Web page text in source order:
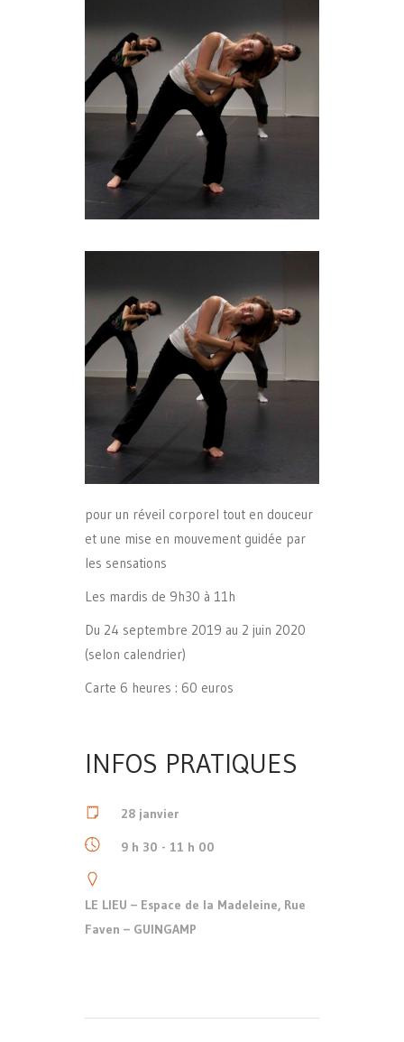
pour un réveil corporel tout en douceur
et une mise en mouvement guidée par
les sensations
Les mardis de 9h30 à 11h
Du 24 septembre 2019 au 2 juin 2020
(selon calendrier)
Carte 6 heures : 60 euros
INFOS PRATIQUES
28 janvier
9 h 30 - 11 h 00
LE LIEU – Espace de la Madeleine, Rue
Faven – GUINGAMP